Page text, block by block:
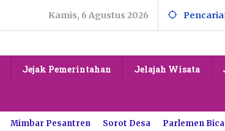
Kamis, 6 Agustus 2026
Jejak Pemerintahan Jelajah Wisata
Mimbar Pesantren Sorot Desa Parlemen